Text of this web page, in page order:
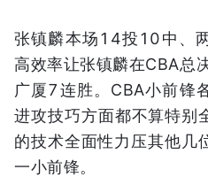
张镇麟本场14投10中、
高效率让张镇麟在CBA总
广厦7连胜。CBA小前锋
进攻技巧方面都不算特别
的技术全面性力压其他几
一小前锋。